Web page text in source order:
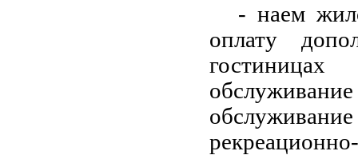
- наем
оплату